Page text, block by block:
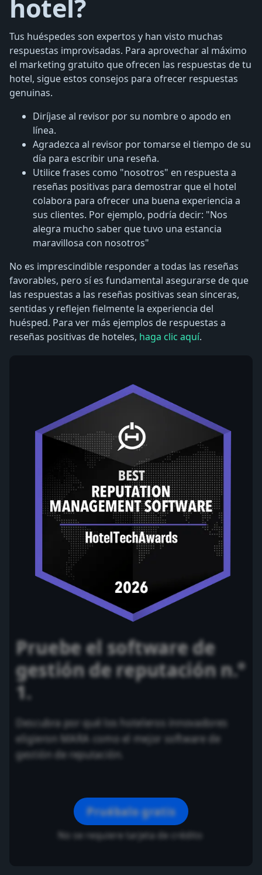
hotel?
Tus huéspedes son expertos y han visto muchas
respuestas improvisadas. Para aprovechar al máximo
el marketing gratuito que ofrecen las respuestas de tu
hotel, sigue estos consejos para ofrecer respuestas
genuinas.
Diríjase al revisor por su nombre o apodo en
línea.
Agradezca al revisor por tomarse el tiempo de su
día para escribir una reseña.
Utilice frases como "nosotros" en respuesta a
reseñas positivas para demostrar que el hotel
colabora para ofrecer una buena experiencia a
sus clientes. Por ejemplo, podría decir: "Nos
alegra mucho saber que tuvo una estancia
maravillosa con nosotros"
No es imprescindible responder a todas las reseñas
favorables, pero sí es fundamental asegurarse de que
las respuestas a las reseñas positivas sean sinceras,
sentidas y reflejen fielmente la experiencia del
huésped. Para ver más ejemplos de respuestas a
reseñas positivas de hoteles, haga clic aquí.
Pruebe el software de
gestión de reputación n.°
1.
Descubra por qué los hoteleros innovadores
eligieron MARA como el mejor software de
gestión de reputación.
Pruébalo gratis
No se requiere tarjeta de crédito